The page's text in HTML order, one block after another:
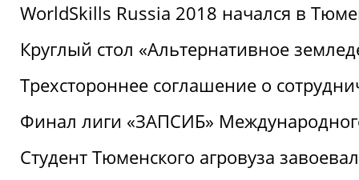
WorldSkills Russia 2018 начался в
Круглый стол «Альтернативное
Трехстороннее соглашение о
Финал лиги «ЗАПСИБ»
Студент Тюменского агровуза